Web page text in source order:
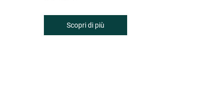
Scopri di più